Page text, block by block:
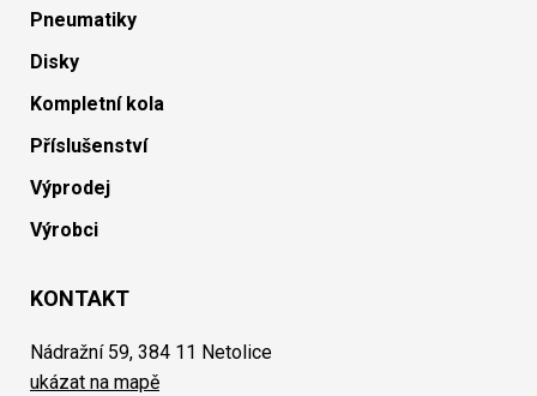
Pneumatiky
Disky
Kompletní kola
Příslušenství
Výprodej
Výrobci
KONTAKT
Nádražní 59, 384 11 Netolice
ukázat na mapě